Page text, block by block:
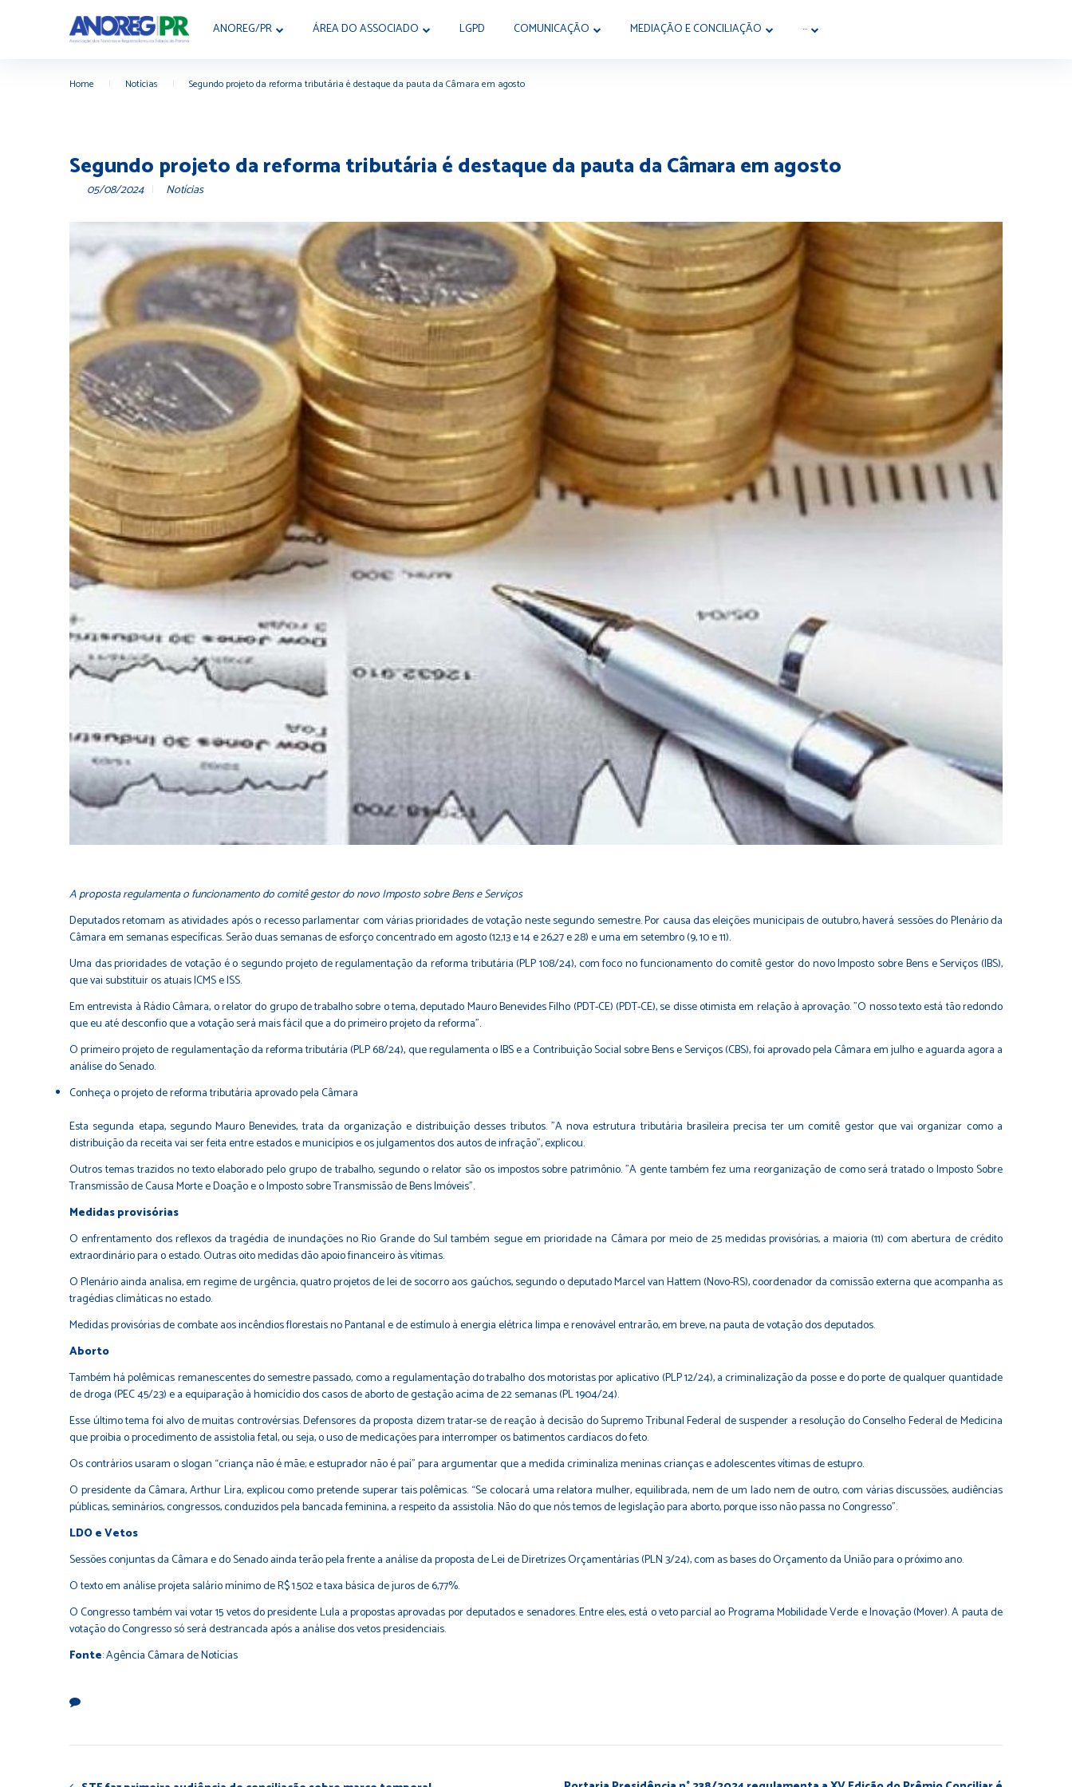
ANOREG/PR ÁREA DO ASSOCIADO LGPD COMUNICAÇÃO MEDIAÇÃO E CONCILIAÇÃO ···
Home Notícias Segundo projeto da reforma tributária é destaque da pauta da Câmara em agosto
Segundo projeto da reforma tributária é destaque da pauta da Câmara em agosto
05/08/2024 Notícias
A proposta regulamenta o funcionamento do comitê gestor do novo Imposto sobre Bens e Serviços
Deputados retomam as atividades após o recesso parlamentar com várias prioridades de votação neste segundo semestre. Por causa das eleições municipais de outubro, haverá sessões do Plenário da
Câmara em semanas específicas. Serão duas semanas de esforço concentrado em agosto (12,13 e 14 e 26,27 e 28) e uma em setembro (9, 10 e 11).
Uma das prioridades de votação é o segundo projeto de regulamentação da reforma tributária (PLP 108/24), com foco no funcionamento do comitê gestor do novo Imposto sobre Bens e Serviços (IBS),
que vai substituir os atuais ICMS e ISS.
Em entrevista à Rádio Câmara, o relator do grupo de trabalho sobre o tema, deputado Mauro Benevides Filho (PDT-CE) (PDT-CE), se disse otimista em relação à aprovação. "O nosso texto está tão redondo
que eu até desconfio que a votação será mais fácil que a do primeiro projeto da reforma".
O primeiro projeto de regulamentação da reforma tributária (PLP 68/24), que regulamenta o IBS e a Contribuição Social sobre Bens e Serviços (CBS), foi aprovado pela Câmara em julho e aguarda agora a
análise do Senado.
Conheça o projeto de reforma tributária aprovado pela Câmara
Esta segunda etapa, segundo Mauro Benevides, trata da organização e distribuição desses tributos. "A nova estrutura tributária brasileira precisa ter um comitê gestor que vai organizar como a
distribuição da receita vai ser feita entre estados e municípios e os julgamentos dos autos de infração", explicou.
Outros temas trazidos no texto elaborado pelo grupo de trabalho, segundo o relator são os impostos sobre patrimônio. "A gente também fez uma reorganização de como será tratado o Imposto Sobre
Transmissão de Causa Morte e Doação e o Imposto sobre Transmissão de Bens Imóveis".
Medidas provisórias
O enfrentamento dos reflexos da tragédia de inundações no Rio Grande do Sul também segue em prioridade na Câmara por meio de 25 medidas provisórias, a maioria (11) com abertura de crédito
extraordinário para o estado. Outras oito medidas dão apoio financeiro às vítimas.
O Plenário ainda analisa, em regime de urgência, quatro projetos de lei de socorro aos gaúchos, segundo o deputado Marcel van Hattem (Novo-RS), coordenador da comissão externa que acompanha as
tragédias climáticas no estado.
Medidas provisórias de combate aos incêndios florestais no Pantanal e de estímulo à energia elétrica limpa e renovável entrarão, em breve, na pauta de votação dos deputados.
Aborto
Também há polêmicas remanescentes do semestre passado, como a regulamentação do trabalho dos motoristas por aplicativo (PLP 12/24), a criminalização da posse e do porte de qualquer quantidade
de droga (PEC 45/23) e a equiparação à homicídio dos casos de aborto de gestação acima de 22 semanas (PL 1904/24).
Esse último tema foi alvo de muitas controvérsias. Defensores da proposta dizem tratar-se de reação à decisão do Supremo Tribunal Federal de suspender a resolução do Conselho Federal de Medicina
que proibia o procedimento de assistolia fetal, ou seja, o uso de medicações para interromper os batimentos cardíacos do feto.
Os contrários usaram o slogan “criança não é mãe; e estuprador não é pai” para argumentar que a medida criminaliza meninas crianças e adolescentes vítimas de estupro.
O presidente da Câmara, Arthur Lira, explicou como pretende superar tais polêmicas. “Se colocará uma relatora mulher, equilibrada, nem de um lado nem de outro, com várias discussões, audiências
públicas, seminários, congressos, conduzidos pela bancada feminina, a respeito da assistolia. Não do que nós temos de legislação para aborto, porque isso não passa no Congresso”.
LDO e Vetos
Sessões conjuntas da Câmara e do Senado ainda terão pela frente a análise da proposta de Lei de Diretrizes Orçamentárias (PLN 3/24), com as bases do Orçamento da União para o próximo ano.
O texto em análise projeta salário mínimo de R$ 1.502 e taxa básica de juros de 6,77%.
O Congresso também vai votar 15 vetos do presidente Lula a propostas aprovadas por deputados e senadores. Entre eles, está o veto parcial ao Programa Mobilidade Verde e Inovação (Mover). A pauta de
votação do Congresso só será destrancada após a análise dos vetos presidenciais.
Fonte: Agência Câmara de Notícias